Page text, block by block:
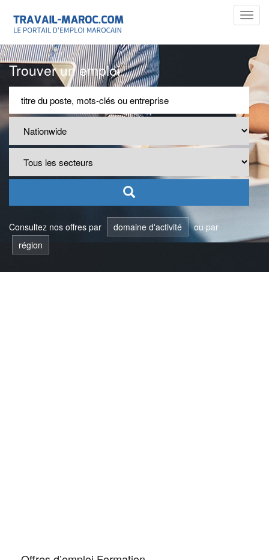
Trouver un emploi
Consultez nos offres par domaine d'activité
ou par
région